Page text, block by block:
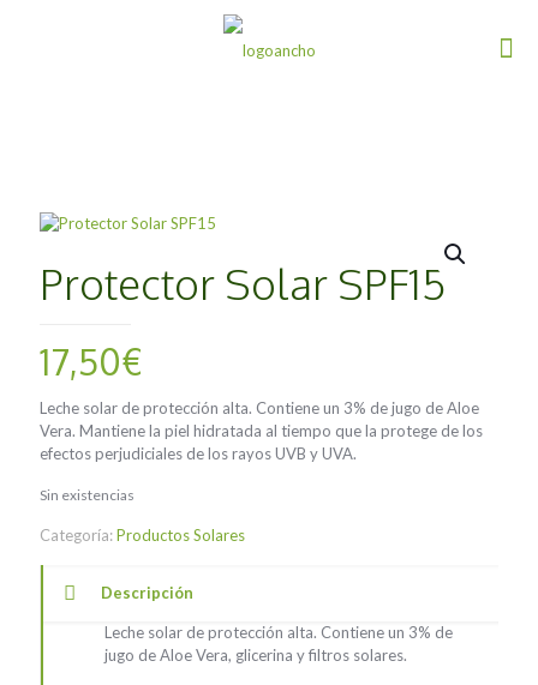
Protector Solar SPF15
17,50€
Leche solar de protección alta. Contiene un 3% de jugo de Aloe
Vera. Mantiene la piel hidratada al tiempo que la protege de los
efectos perjudiciales de los rayos UVB y UVA.
Sin existencias
Categoría:Productos Solares
Descripción
Leche solar de protección alta. Contiene un 3% de
jugo de Aloe Vera, glicerina y filtros solares.